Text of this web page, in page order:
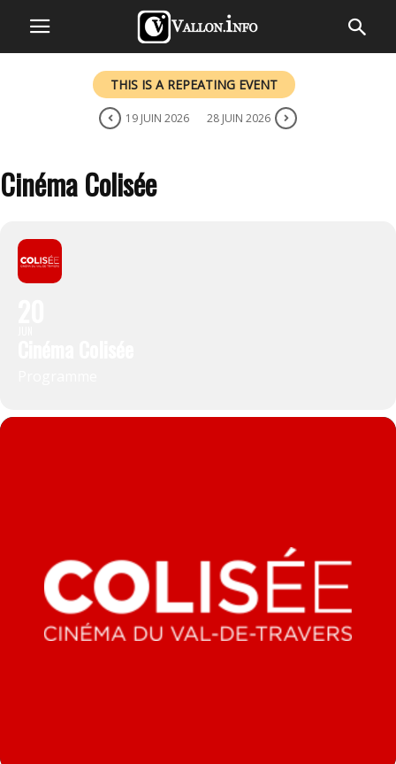
THIS IS A REPEATING EVENT
19 JUIN 2026 28 JUIN 2026
Cinéma Colisée